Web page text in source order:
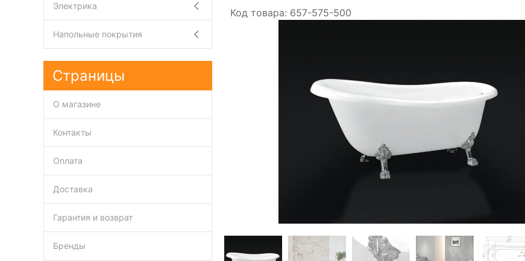
Код товара: 657-575-500
Электрика
Напольные покрытия
Страницы
О магазине
Контакты
Оплата
Доставка
Гарантия и возврат
Бренды